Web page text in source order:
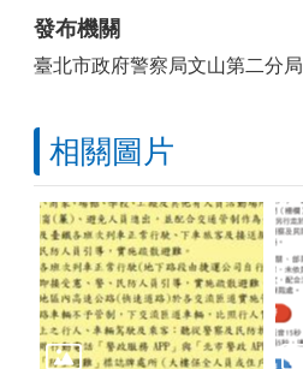
發布機關
臺北市政府警察局文山第二分局
相關圖片